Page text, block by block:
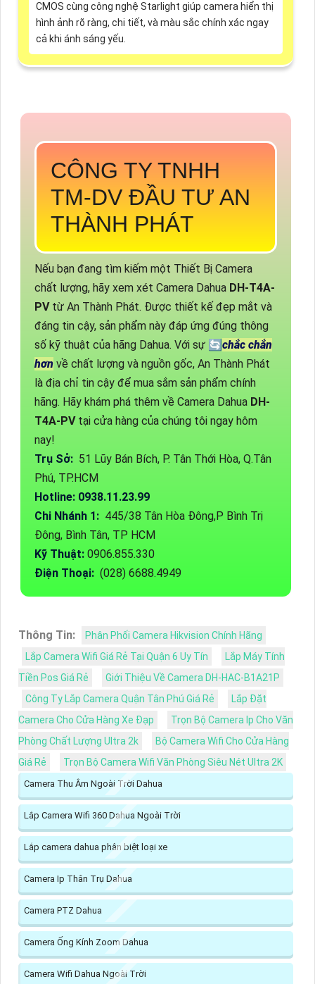
CMOS cùng công nghệ Starlight giúp camera hiển thị
hình ảnh rõ ràng, chi tiết, và màu sắc chính xác ngay
cả khi ánh sáng yếu.
CÔNG TY TNHH
TM-DV ĐẦU TƯ AN
THÀNH PHÁT
Nếu bạn đang tìm kiếm một Thiết Bị Camera
chất lượng, hãy xem xét Camera Dahua DH-T4A-
PV từ An Thành Phát. Được thiết kế đẹp mắt và
đáng tin cậy, sản phẩm này đáp ứng đúng thông
số kỹ thuật của hãng Dahua. Với sự 🔄chắc chắn
hơn về chất lượng và nguồn gốc, An Thành Phát
là địa chỉ tin cậy để mua sắm sản phẩm chính
hãng. Hãy khám phá thêm về Camera Dahua DH-
T4A-PV tại cửa hàng của chúng tôi ngay hôm
nay!
Trụ Sở: 51 Lũy Bán Bích, P. Tân Thới Hòa, Q.Tân
Phú, TP.HCM
Hotline: 0938.11.23.99
Chi Nhánh 1: 445/38 Tân Hòa Đông,P Bình Trị
Đông, Bình Tân, TP HCM
Kỹ Thuật: 0906.855.330
Điện Thoại: (028) 6688.4949
Thông Tin:
Phân Phối Camera Hikvision Chính Hãng
Lắp Camera Wifi Giá Rẻ Tại Quận 6 Uy Tín
Lắp Máy Tính
Tiền Pos Giá Rẻ
Giới Thiệu Về Camera DH-HAC-B1A21P
Công Ty Lắp Camera Quận Tân Phú Giá Rẻ
Lắp Đặt
Camera Cho Cửa Hàng Xe Đạp
Trọn Bộ Camera Ip Cho Văn
Phòng Chất Lượng Ultra 2k
Bộ Camera Wifi Cho Cửa Hàng
Giá Rẻ
Trọn Bộ Camera Wifi Văn Phòng Siêu Nét Ultra 2K
Camera Thu Âm Ngoài Trời Dahua
Lắp Camera Wifi 360 Dahua Ngoài Trời
Lắp camera dahua phân biệt loại xe
Camera Ip Thân Trụ Dahua
Camera PTZ Dahua
Camera Ống Kính Zoom Dahua
Camera Wifi Dahua Ngoài Trời